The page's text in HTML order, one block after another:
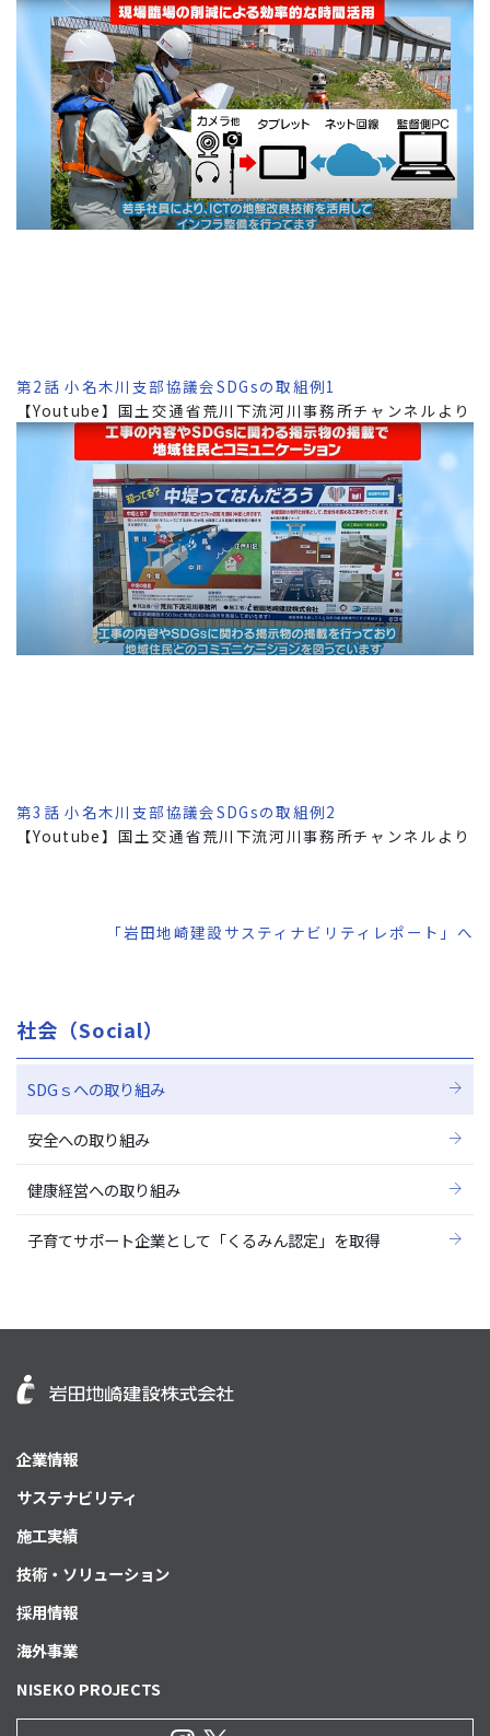
第2話 小名木川支部協議会SDGsの取組例1
【Youtube】国土交通省荒川下流河川事務所チャンネルより
第3話 小名木川支部協議会SDGsの取組例2
【Youtube】国土交通省荒川下流河川事務所チャンネルより
「岩田地崎建設サスティナビリティレポート」へ
社会（Social）
SDGｓへの取り組み
安全への取り組み
健康経営への取り組み
子育てサポート企業として「くるみん認定」を取得
企業情報
サステナビリティ
施工実績
技術・ソリューション
採用情報
海外事業
NISEKO PROJECTS